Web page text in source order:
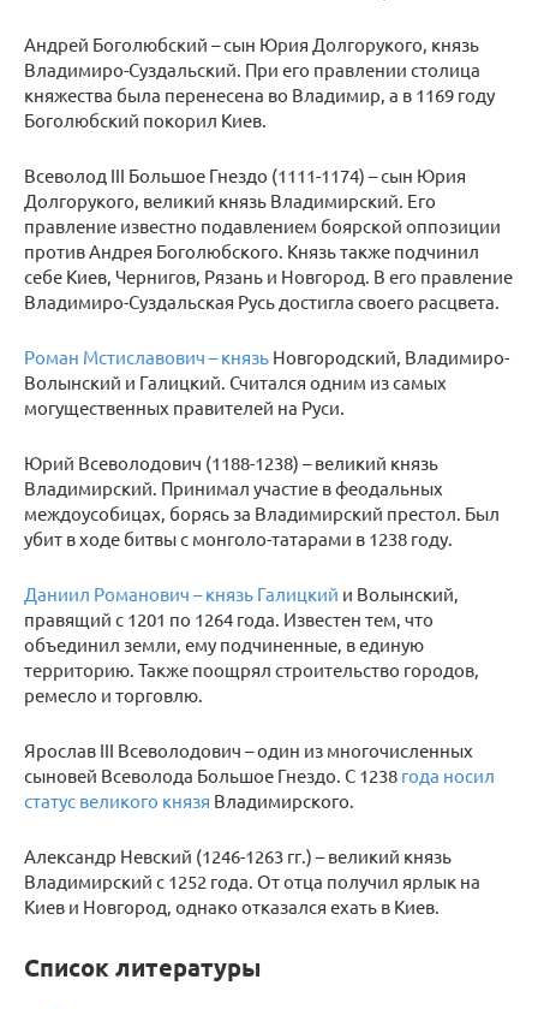
Андрей Боголюбский – сын Юрия Долгорукого, князь
Владимиро-Суздальский. При его правлении столица
княжества была перенесена во Владимир, а в 1169 году
Боголюбский покорил Киев.
Всеволод III Большое Гнездо (1111-1174) – сын Юрия
Долгорукого, великий князь Владимирский. Его
правление известно подавлением боярской оппозиции
против Андрея Боголюбского. Князь также подчинил
себе Киев, Чернигов, Рязань и Новгород. В его правление
Владимиро-Суздальская Русь достигла своего расцвета.
Роман Мстиславович – князь Новгородский, Владимиро-
Волынский и Галицкий. Считался одним из самых
могущественных правителей на Руси.
Юрий Всеволодович (1188-1238) – великий князь
Владимирский. Принимал участие в феодальных
междоусобицах, борясь за Владимирский престол. Был
убит в ходе битвы с монголо-татарами в 1238 году.
Даниил Романович – князь Галицкий и Волынский,
правящий с 1201 по 1264 года. Известен тем, что
объединил земли, ему подчиненные, в единую
территорию. Также поощрял строительство городов,
ремесло и торговлю.
Ярослав III Всеволодович – один из многочисленных
сыновей Всеволода Большое Гнездо. С 1238 года носил
статус великого князя Владимирского.
Александр Невский (1246-1263 гг.) – великий князь
Владимирский с 1252 года. От отца получил ярлык на
Киев и Новгород, однако отказался ехать в Киев.
Список литературы